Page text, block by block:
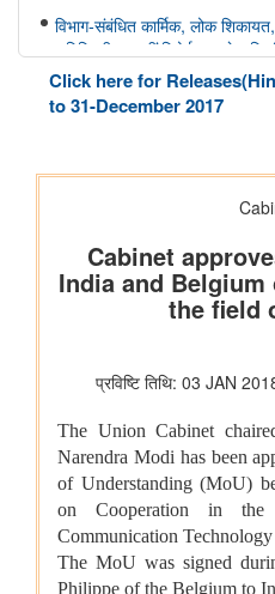
विभाग-संबंधित कार्मिक, लोक
समिति की 166वीं रिपोर्ट पर प्रेस
विभाग-संबंधित कार्मिक, लोक
समिति की 165वीं रिपोर्ट पर प्रेस
विभाग-संबंधित विज्ञान तथा
संबंधी संसदीय स्थायी समिति की 412वीं
विभाग-संबंधित विज्ञान तथा
स्वास्थ्य और परिवार कल्याण संबंधी
वीं, 177 वीं रिपोर्ट पर प्रेस विज्ञप्ति
राज्यसभा के सभापति द्वारा
पर दिए गए भाषण का मूल पाठ
आयुष
आयुर्वेद के लिए बड़ा प्रोत्साहन:
सीसीआरएएस और बीआईएस के बीच
लद्दाख में ऊंचाई पर औषधीय पौधे
Click here for
to 31-December 2017